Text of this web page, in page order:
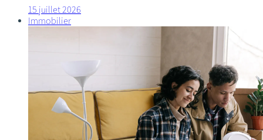
15 juillet 2026
Immobilier